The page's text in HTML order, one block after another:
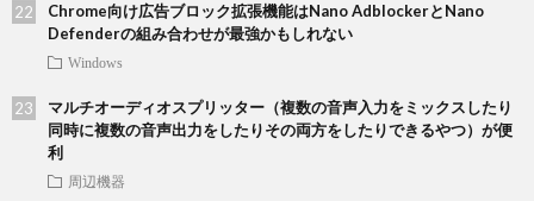
Chrome向け広告ブロック拡張機能はNano AdblockerとNano
Defenderの組み合わせが最強かもしれない
Windows
マルチオーディオスプリッター（複数の音声入力をミックスしたり
同時に複数の音声出力をしたりその両方をしたりできるやつ）が便
利
周辺機器